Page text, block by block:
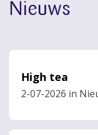
Nieuws
High tea
2-07-2026 in